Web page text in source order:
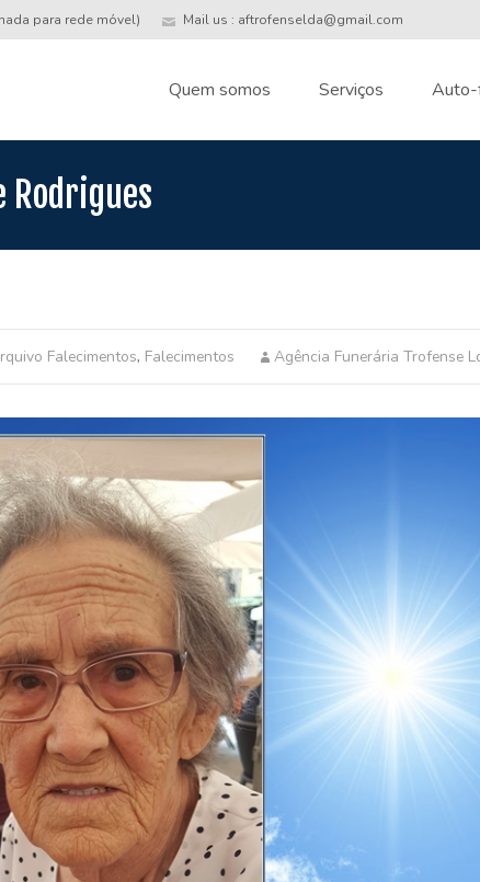
para rede móvel) Mail us : aftrofenselda@gmail.com
Quem somos Serviços Auto-
Rodrigues
Falecimentos, Falecimentos Agência Funerária Trofense